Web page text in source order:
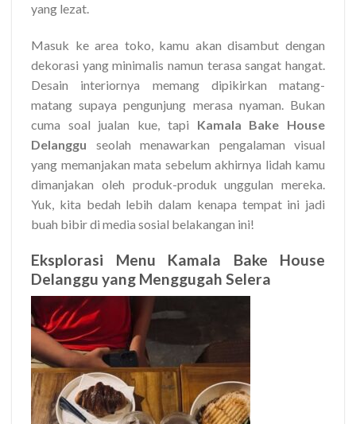
yang lezat.
Masuk ke area toko, kamu akan disambut dengan
dekorasi yang minimalis namun terasa sangat hangat.
Desain interiornya memang dipikirkan matang-
matang supaya pengunjung merasa nyaman. Bukan
cuma soal jualan kue, tapi Kamala Bake House
Delanggu seolah menawarkan pengalaman visual
yang memanjakan mata sebelum akhirnya lidah kamu
dimanjakan oleh produk-produk unggulan mereka.
Yuk, kita bedah lebih dalam kenapa tempat ini jadi
buah bibir di media sosial belakangan ini!
Eksplorasi Menu Kamala Bake House
Delanggu yang Menggugah Selera